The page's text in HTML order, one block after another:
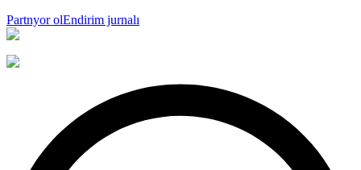
Partnyor olEndirim jurnalı